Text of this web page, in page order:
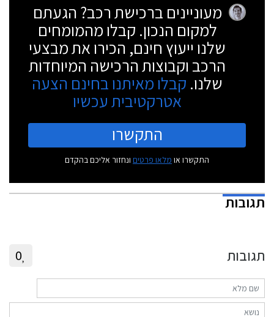
מעוניינים ברכישת רכב? הגעתם
למקום הנכון. קבלו מהמומחים
שלנו ייעוץ חינם, הכירו את מבצעי
הרכב וקבוצות הרכישה המיוחדות
שלנו. קבלו מאיתנו בחינם הצעה
אטרקטיבית עכשיו
התקשרו
התקשרו או מלאו פרטים ונחזור אליכם בהקדם
תגובות
תגובות 0